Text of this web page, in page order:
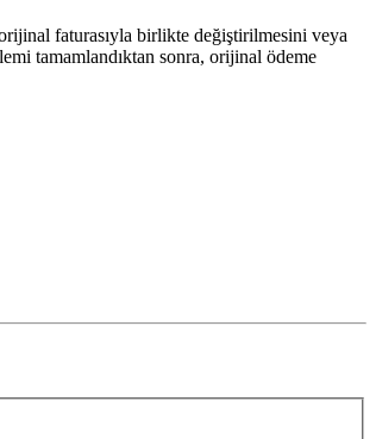
faturasıyla birlikte değiştirilmesini veya
tamamlandıktan sonra, orijinal ödeme